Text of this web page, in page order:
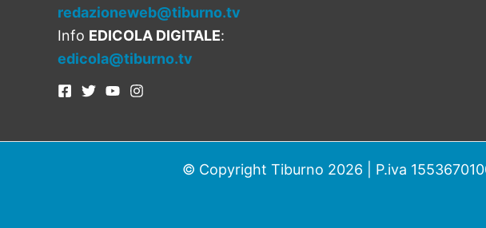
redazioneweb@tiburno.tv
Info EDICOLA DIGITALE:
edicola@tiburno.tv
© Copyright Tiburno 2026 | P.iva